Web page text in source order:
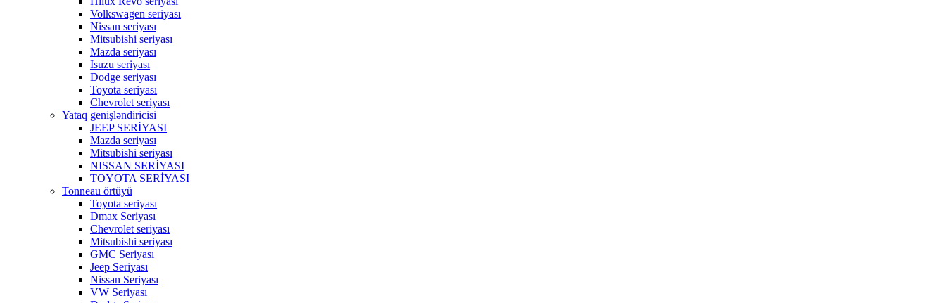
Volkswagen seriyası
Nissan seriyası
Mitsubishi seriyası
Mazda seriyası
Isuzu seriyası
Dodge seriyası
Toyota seriyası
Chevrolet seriyası
Yataq genişləndiricisi
JEEP SERİYASI
Mazda seriyası
Mitsubishi seriyası
NISSAN SERİYASI
TOYOTA SERİYASI
Tonneau örtüyü
Toyota seriyası
Dmax Seriyası
Chevrolet seriyası
Mitsubishi seriyası
GMC Seriyası
Jeep Seriyası
Nissan Seriyası
VW Seriyası